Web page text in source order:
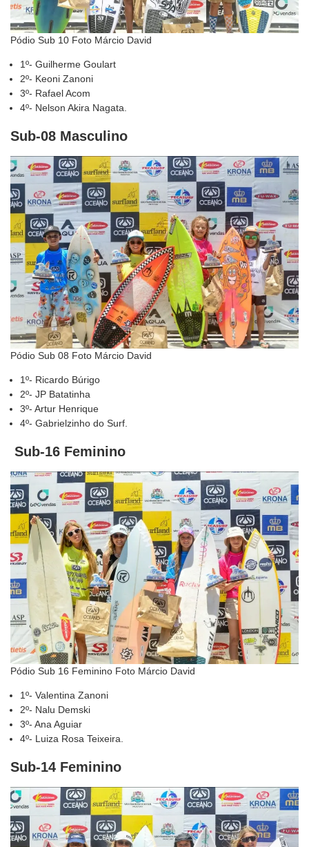
Pódio Sub 10 Foto Márcio David
1º- Guilherme Goulart
2º- Keoni Zanoni
3º- Rafael Acom
4º- Nelson Akira Nagata.
Sub-08 Masculino
Pódio Sub 08 Foto Márcio David
1º- Ricardo Búrigo
2º- JP Batatinha
3º- Artur Henrique
4º- Gabrielzinho do Surf.
Sub-16 Feminino
Pódio Sub 16 Feminino Foto Márcio David
1º- Valentina Zanoni
2º- Nalu Demski
3º- Ana Aguiar
4º- Luiza Rosa Teixeira.
Sub-14 Feminino